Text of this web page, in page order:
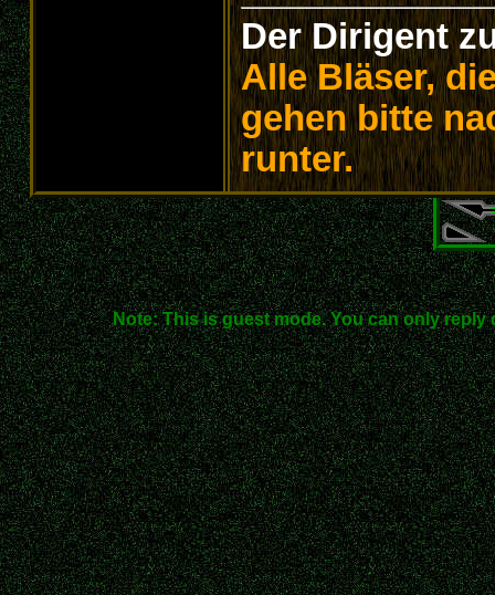
Der Dirigent
Alle Bläser,
gehen bitte
runter.
Note: This is guest mode. You can only